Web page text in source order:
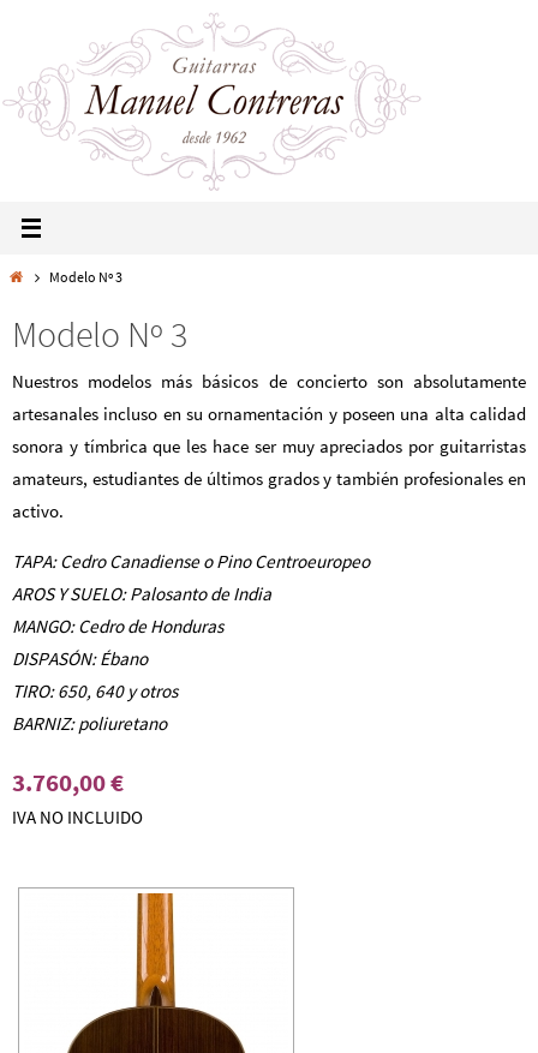
Modelo Nº 3
Modelo Nº 3
Nuestros modelos más básicos de concierto son absolutamente
artesanales incluso en su ornamentación y poseen una alta calidad
sonora y tímbrica que les hace ser muy apreciados por guitarristas
amateurs, estudiantes de últimos grados y también profesionales en
activo.
TAPA: Cedro Canadiense o Pino Centroeuropeo
AROS Y SUELO: Palosanto de India
MANGO: Cedro de Honduras
DISPASÓN: Ébano
TIRO: 650, 640 y otros
BARNIZ: poliuretano
3.760,00 €
IVA NO INCLUIDO